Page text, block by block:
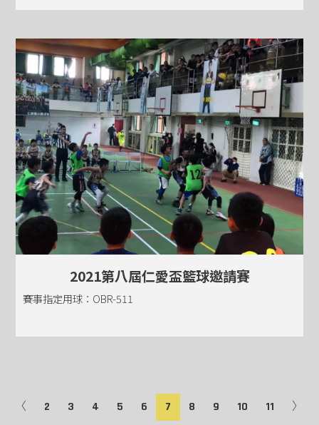
2021第八屆仁愛盃籃球邀請賽
賽事指定用球：OBR-511
〈 2 3 4 5 6 7 8 9 10 11 〉